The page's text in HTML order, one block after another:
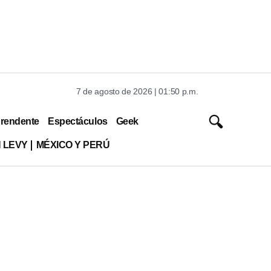
7 de agosto de 2026 | 01:50 p.m.
Espectáculos Geek
LEVY MÉXICO Y PERÚ